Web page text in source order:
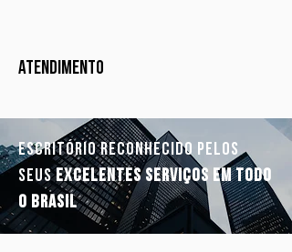
Atendimento
escritório reconhecido pelos
seusexcelentes serviços em todo
o brasil